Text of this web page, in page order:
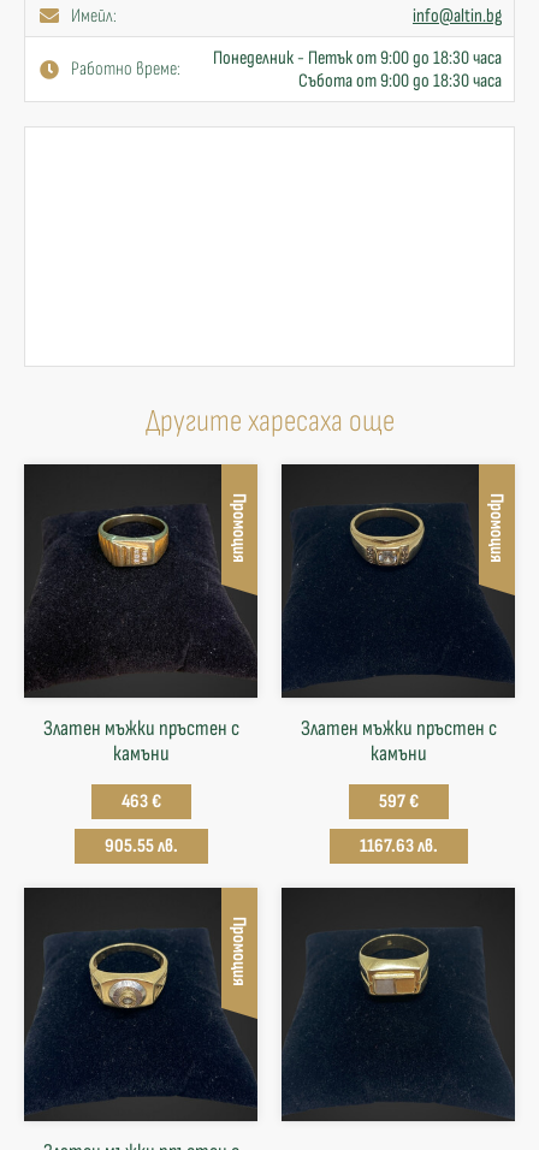
Имейл:
info@altin.bg
Работно време:
Понеделник - Петък от 9:00 до 18:30 часа
Събота от 9:00 до 18:30 часа
Другите харесаха още
Промоция
Златен мъжки пръстен с
камъни
463 €
905.55 лв.
Промоция
Златен мъжки пръстен с
камъни
597 €
1167.63 лв.
Промоция